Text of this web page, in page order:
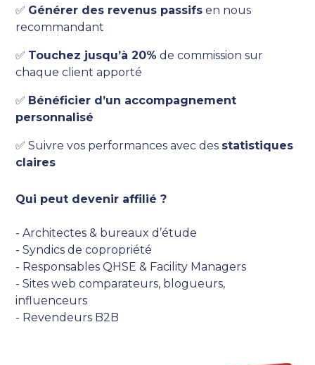
✅ Générer des revenus passifs en nous
recommandant
✅ Touchez jusqu’à 20% de commission sur
chaque client apporté
✅ Bénéficier d’un accompagnement
personnalisé
✅ Suivre vos performances avec des statistiques
claires
Qui peut devenir affilié ?
- Architectes & bureaux d’étude
- Syndics de copropriété
- Responsables QHSE & Facility Managers
- Sites web comparateurs, blogueurs,
influenceurs
- Revendeurs B2B